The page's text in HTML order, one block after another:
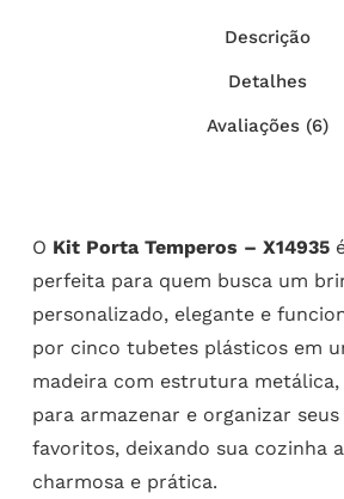
Descrição
Detalhes
Avaliações (6)
O Kit Porta Temperos – X14935
perfeita para quem busca um
personalizado, elegante e
por cinco tubetes plásticos em
madeira com estrutura
para armazenar e organizar
favoritos, deixando sua cozinha
charmosa e prática.